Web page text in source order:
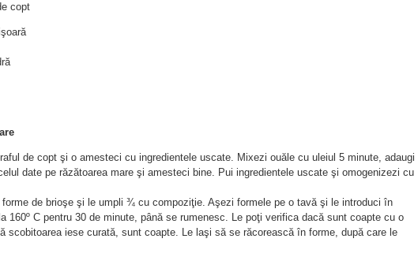
copt
de copt şi o amesteci cu ingredientele uscate. Mixezi ouăle cu uleiul 5 minute, adaugi
date pe răzătoarea mare şi amesteci bine. Pui ingredientele uscate şi omogenizezi cu
forme de brioşe şi le umpli ¾ cu compoziţie. Aşezi formele pe o tavă şi le introduci în
160º C pentru 30 de minute, până se rumenesc. Le poţi verifica dacă sunt coapte cu o
scobitoarea iese curată, sunt coapte. Le laşi să se răcorească în forme, după care le